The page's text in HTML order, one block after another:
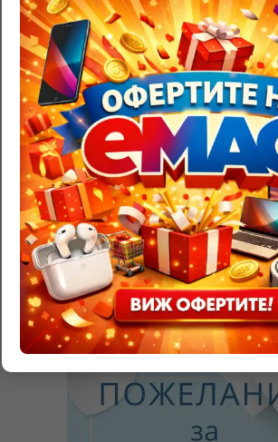
Тълкуване на сън с погребение
Сънувах ням
Да сънуваш тюлен – тълкуване
BE THE FIRST TO COMMENT
Leave a Reply
Трябва давлезете, за да публикувате
RazgadaiMi.com>Съновник – тълкуване
Восък